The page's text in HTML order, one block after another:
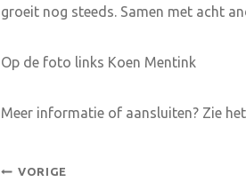
groeit nog steeds. Samen met acht
Op de foto links Koen Mentink
Meer informatie of aansluiten? Zie het
Bericht
VORIGE